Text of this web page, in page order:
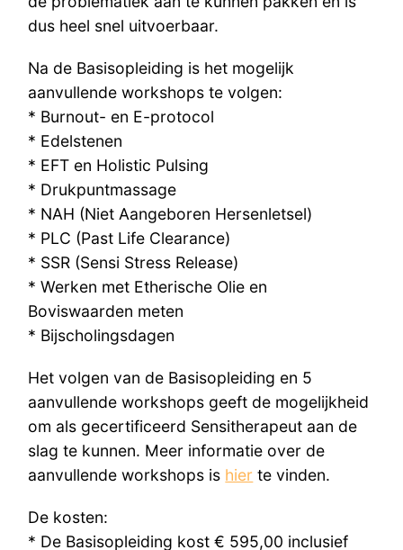
dus heel snel uitvoerbaar.
Na de Basisopleiding is het mogelijk
aanvullende workshops te volgen:
* Burnout- en E-protocol
* Edelstenen
* EFT en Holistic Pulsing
* Drukpuntmassage
* NAH (Niet Aangeboren Hersenletsel)
* PLC (Past Life Clearance)
* SSR (Sensi Stress Release)
* Werken met Etherische Olie en
Boviswaarden meten
* Bijscholingsdagen
Het volgen van de Basisopleiding en 5
aanvullende workshops geeft de mogelijkheid
om als gecertificeerd Sensitherapeut aan de
slag te kunnen. Meer informatie over de
aanvullende workshops is hier te vinden.
De kosten:
* De Basisopleiding kost € 595,00 inclusief